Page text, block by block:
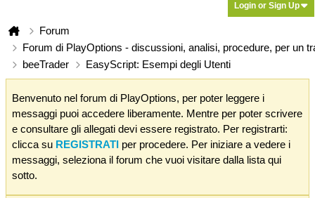
Login or Sign Up
Forum
Forum di PlayOptions - discussioni, analisi, procedure, per un
beeTrader
EasyScript: Esempi degli Utenti
Benvenuto nel forum di PlayOptions, per poter leggere i
messaggi puoi accedere liberamente. Mentre per poter scrivere
e consultare gli allegati devi essere registrato. Per registrarti:
clicca su REGISTRATI per procedere. Per iniziare a vedere i
messaggi, seleziona il forum che vuoi visitare dalla lista qui
sotto.